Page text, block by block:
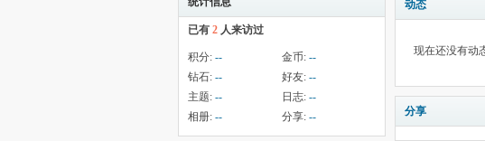
已有 2 人来访过
积分: -- 金币: --
钻石: -- 好友: --
主题: -- 日志: --
相册: -- 分享: --
动态
现在还没有动
分享